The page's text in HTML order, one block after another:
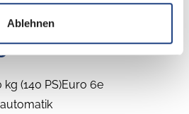
Ablehnen
(140 PS)Euro 6e